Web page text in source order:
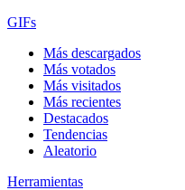
GIFs
Más descargados
Más votados
Más visitados
Más recientes
Destacados
Tendencias
Aleatorio
Herramientas